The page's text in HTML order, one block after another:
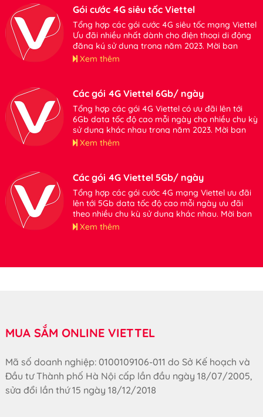
Gói cước 4G siêu tốc Viettel
Tổng hợp các gói cước 4G siêu tốc mạng Viettel
Ưu đãi nhiều nhất dành cho điện thoại di động
đăng ký sử dụng trong năm 2023. Mời bạn
tham khảo thông tin chi tiết.
Xem thêm
Các gói 4G Viettel 6Gb/ ngày
Tổng hợp các gói 4G Viettel có ưu đãi lên tới
6Gb data tốc độ cao mỗi ngày cho nhiều chu kỳ
sử dụng khác nhau trong năm 2023. Mời bạn
tham khảo.
Xem thêm
Các gói 4G Viettel 5Gb/ ngày
Tổng hợp các gói cước 4G mạng Viettel ưu đãi
lên tới 5Gb data tốc độ cao mỗi ngày ưu đãi
theo nhiều chu kỳ sử dụng khác nhau. Mời bạn
tham khảo.
Xem thêm
MUA SẮM ONLINE VIETTEL
Mã số doanh nghiệp: 0100109106-011 do Sở Kế hoạch và
Đầu tư Thành phố Hà Nội cấp lần đầu ngày 18/07/2005,
sửa đổi lần thứ 15 ngày 18/12/2018